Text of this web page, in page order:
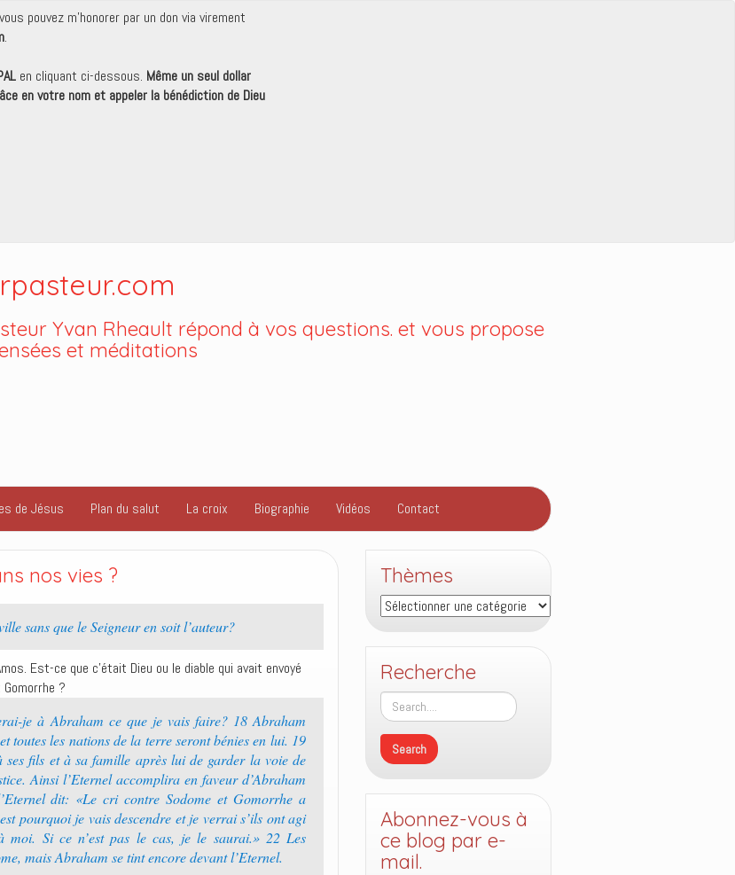
pouvez m'honorer par un don via virement
.
en cliquant ci-dessous. Même un seul dollar
en votre nom et appeler la bénédiction de Dieu
Yvan Rheault répond à vos questions. et vous propose
et méditations
de Jésus Plan du salut La croix Biographie Vidéos Contact
nos vies ?
sans que le Seigneur en soit l’auteur?
Est-ce que c’était Dieu ou le diable qui avait envoyé
?
je à Abraham ce que je vais faire? 18 Abraham
toutes les nations de la terre seront bénies en lui. 19
fils et à sa famille après lui de garder la voie de
Ainsi l’Eternel accomplira en faveur d’Abraham
dit: «Le cri contre Sodome et Gomorrhe a
pourquoi je vais descendre et je verrai s’ils ont agi
moi. Si ce n’est pas le cas, je le saurai.» 22 Les
mais Abraham se tint encore devant l’Eternel.
Thèmes
Thèmes
Recherche
Abonnez-vous à
ce blog par e-
mail.